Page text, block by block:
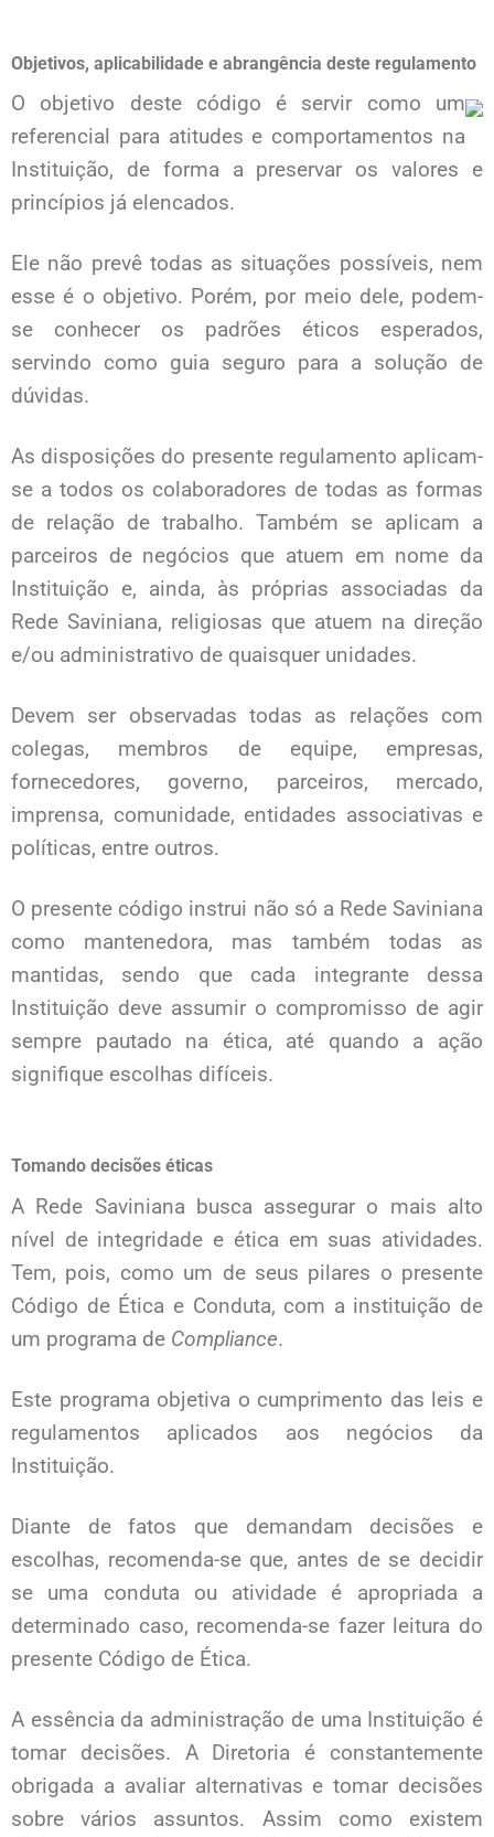
Objetivos, aplicabilidade e abrangência deste regulamento
O objetivo deste código é servir como um
referencial para atitudes e comportamentos na
Instituição, de forma a preservar os valores e
princípios já elencados.
Ele não prevê todas as situações possíveis, nem
esse é o objetivo. Porém, por meio dele, podem-
se conhecer os padrões éticos esperados,
servindo como guia seguro para a solução de
dúvidas.
As disposições do presente regulamento aplicam-
se a todos os colaboradores de todas as formas
de relação de trabalho. Também se aplicam a
parceiros de negócios que atuem em nome da
Instituição e, ainda, às próprias associadas da
Rede Saviniana, religiosas que atuem na direção
e/ou administrativo de quaisquer unidades.
Devem ser observadas todas as relações com
colegas, membros de equipe, empresas,
fornecedores, governo, parceiros, mercado,
imprensa, comunidade, entidades associativas e
políticas, entre outros.
O presente código instrui não só a Rede Saviniana
como mantenedora, mas também todas as
mantidas, sendo que cada integrante dessa
Instituição deve assumir o compromisso de agir
sempre pautado na ética, até quando a ação
signifique escolhas difíceis.
Tomando decisões éticas
A Rede Saviniana busca assegurar o mais alto
nível de integridade e ética em suas atividades.
Tem, pois, como um de seus pilares o presente
Código de Ética e Conduta, com a instituição de
um programa de Compliance.
Este programa objetiva o cumprimento das leis e
regulamentos aplicados aos negócios da
Instituição.
Diante de fatos que demandam decisões e
escolhas, recomenda-se que, antes de se decidir
se uma conduta ou atividade é apropriada a
determinado caso, recomenda-se fazer leitura do
presente Código de Ética.
A essência da administração de uma Instituição é
tomar decisões. A Diretoria é constantemente
obrigada a avaliar alternativas e tomar decisões
sobre vários assuntos. Assim como existem